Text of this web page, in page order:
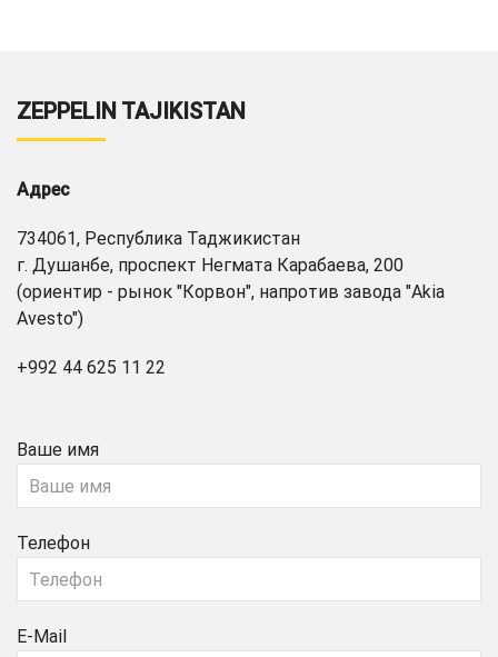
ZEPPELIN TAJIKISTAN
Адрес
734061, Республика Таджикистан
г. Душанбе, проспект Негмата Карабаева, 200
(ориентир - рынок "Корвон", напротив завода "Akia
Avesto")
+992 44 625 11 22
Ваше имя
Телефон
E-Mail